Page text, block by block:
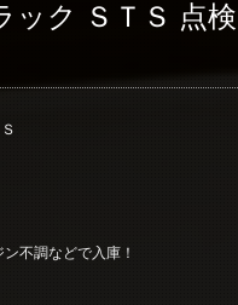
ック ＳＴＳ 点
不調などで入庫！